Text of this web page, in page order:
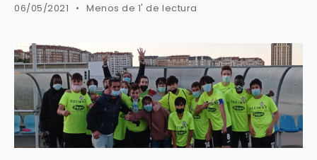
06/05/2021 Menos de 1' de lectura